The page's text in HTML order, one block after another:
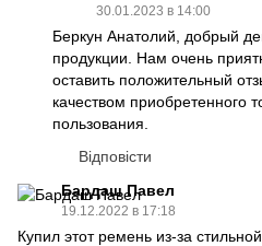
30.01.2023 в 14:00
Беркун Анатолий, добрый
продукции. Нам очень
оставить положительный
качеством приобретенного
пользования.
Відповісти
Бардаш Павел
19.12.2022 в 17:18
Купил этот ремень из-за